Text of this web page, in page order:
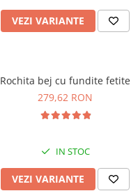
VEZI VARIANTE
Rochita bej cu fundite fetite
279,62 RON
IN STOC
VEZI VARIANTE